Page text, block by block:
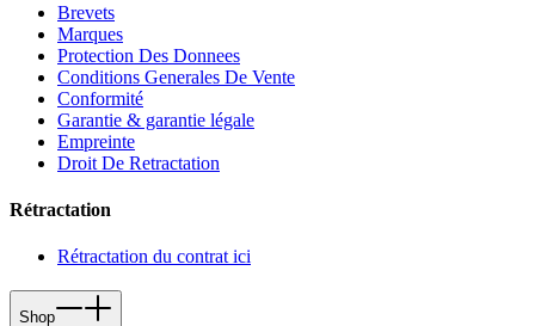
Brevets
Marques
Protection Des Donnees
Conditions Generales De Vente
Conformité
Garantie & garantie légale
Empreinte
Droit De Retractation
Rétractation
Rétractation du contrat ici
Shop